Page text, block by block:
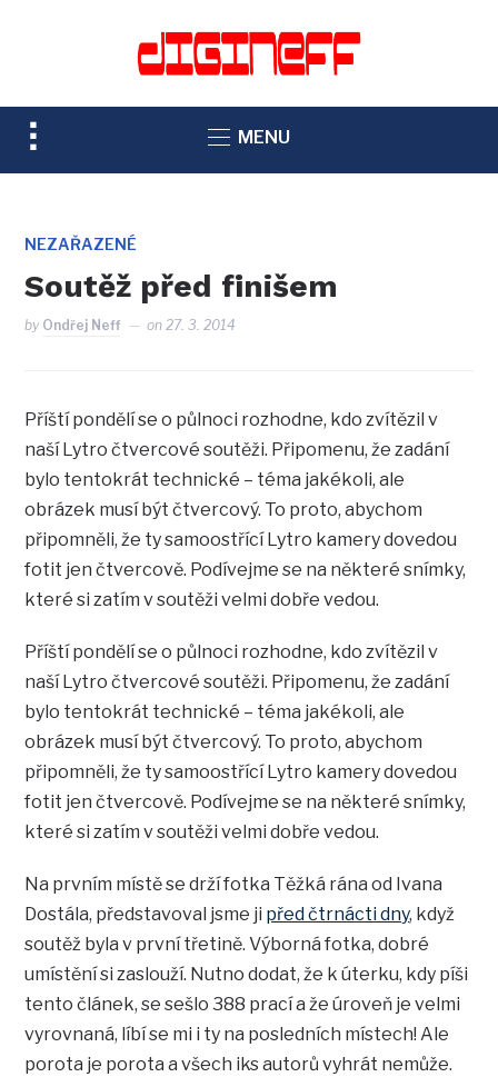
TOGGLE
SIDEBAR
NAVIGATION
MENU
NEZAŘAZENÉ
Soutěž před finišem
by Ondřej Neff on27. 3. 2014
Příští pondělí se o půlnoci rozhodne, kdo zvítězil v
naší Lytro čtvercové soutěži. Připomenu, že zadání
bylo tentokrát technické – téma jakékoli, ale
obrázek musí být čtvercový. To proto, abychom
připomněli, že ty samoostřící Lytro kamery dovedou
fotit jen čtvercově. Podívejme se na některé snímky,
které si zatím v soutěži velmi dobře vedou.
Příští pondělí se o půlnoci rozhodne, kdo zvítězil v
naší Lytro čtvercové soutěži. Připomenu, že zadání
bylo tentokrát technické – téma jakékoli, ale
obrázek musí být čtvercový. To proto, abychom
připomněli, že ty samoostřící Lytro kamery dovedou
fotit jen čtvercově. Podívejme se na některé snímky,
které si zatím v soutěži velmi dobře vedou.
Na prvním místě se drží fotka Těžká rána od Ivana
Dostála, představoval jsme ji před čtrnácti dny, když
soutěž byla v první třetině. Výborná fotka, dobré
umístění si zaslouží. Nutno dodat, že k úterku, kdy píši
tento článek, se sešlo 388 prací a že úroveň je velmi
vyrovnaná, líbí se mi i ty na posledních místech! Ale
porota je porota a všech iks autorů vyhrát nemůže.